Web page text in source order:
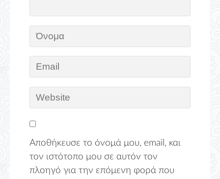
Αποθήκευσε το όνομά μου, email, και
τον ιστότοπο μου σε αυτόν τον
πλοηγό για την επόμενη φορά που